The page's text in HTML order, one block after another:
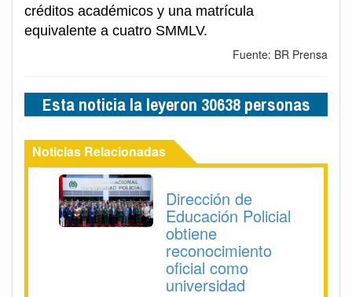
créditos académicos y una matrícula
equivalente a cuatro SMMLV.
Fuente: BR Prensa
Esta noticia la leyeron 30638 personas
Noticias Relacionadas
Dirección de
Educación Policial
obtiene
reconocimiento
oficial como
universidad